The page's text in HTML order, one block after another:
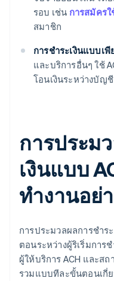
รอบ เช่น การสมัคร
สมาชิก
การชําระเงินแบบเ
และบริการอื่นๆ ใช้
โอนเงินระหว่างบัญ
การประม
เงินแบบ
ทำงานอย่
การประมวลผลการชําร
ตอนระหว่างผู้ริเริ่มการ
ผู้ให้บริการ ACH และส
รวมแบบทีละขั้นตอนเกี่